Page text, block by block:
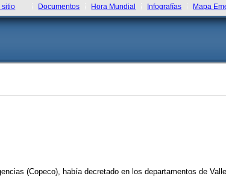
sitio Documentos Hora Mundial Infografías Mapa
(Copeco), había decretado en los departamentos de